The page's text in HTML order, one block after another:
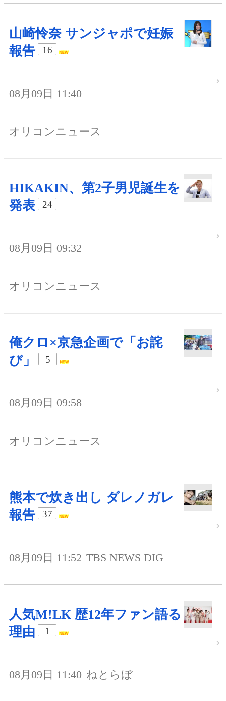
山崎怜奈 サンジャポで妊娠
報告
16
08月09日 11:40
オリコンニュース
HIKAKIN、第2子男児誕生を
発表
24
08月09日 09:32
オリコンニュース
俺クロ×京急企画で「お詫
び」
5
08月09日 09:58
オリコンニュース
熊本で炊き出し ダレノガレ
報告
37
08月09日 11:52 TBS NEWS DIG
人気M!LK 歴12年ファン語る
理由
1
08月09日 11:40 ねとらぼ